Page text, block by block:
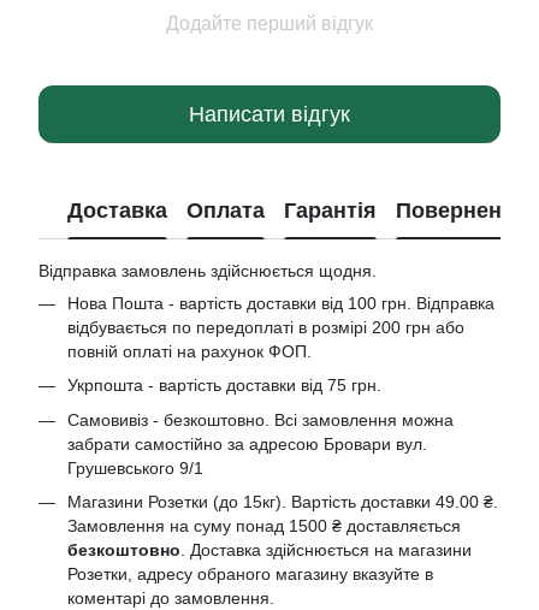
Додайте перший відгук
Написати відгук
Доставка Оплата Гарантія Повернення
Відправка замовлень здійснюється щодня.
Нова Пошта - вартість доставки від 100 грн. Відправка
відбувається по передоплаті в розмірі 200 грн або
повній оплаті на рахунок ФОП.
Укрпошта - вартість доставки від 75 грн.
Самовивіз - безкоштовно. Всі замовлення можна
забрати самостійно за адресою Бровари вул.
Грушевського 9/1
Магазини Розетки (до 15кг). Вартість доставки 49.00 ₴.
Замовлення на суму понад 1500 ₴ доставляється
безкоштовно . Доставка здійснюється на магазини
Розетки, адресу обраного магазину вказуйте в
коментарі до замовлення.